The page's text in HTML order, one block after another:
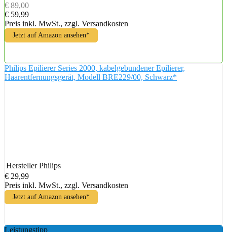
€ 89,00
€ 59,99
Preis inkl. MwSt., zzgl. Versandkosten
Jetzt auf Amazon ansehen*
Philips Epilierer Series 2000, kabelgebundener Epilierer,
Haarentfernungsgerät, Modell BRE229/00, Schwarz*
Hersteller Philips
€ 29,99
Preis inkl. MwSt., zzgl. Versandkosten
Jetzt auf Amazon ansehen*
Leistungstipp